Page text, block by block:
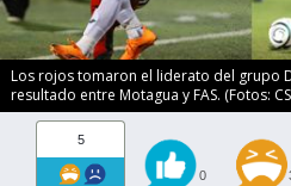
Los rojos tomaron el liderato del grupo
resultado entre Motagua y FAS. (Fotos:
5
0